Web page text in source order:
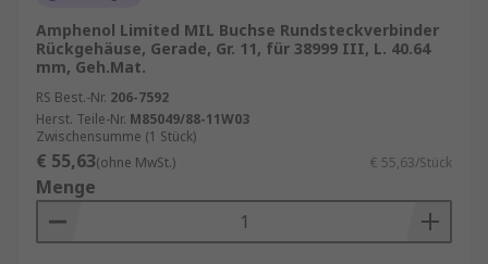
Amphenol Limited MIL Buchse Rundsteckverbinder
Rückgehäuse, Gerade, Gr. 11, für 38999 III, L. 40.64
mm, Geh.Mat.
RS Best.-Nr. 206-7592
Herst. Teile-Nr. M85049/88-11W03
Zwischensumme (1 Stück)
€ 55,63(ohne MwSt.) € 55,63/Stück
Menge